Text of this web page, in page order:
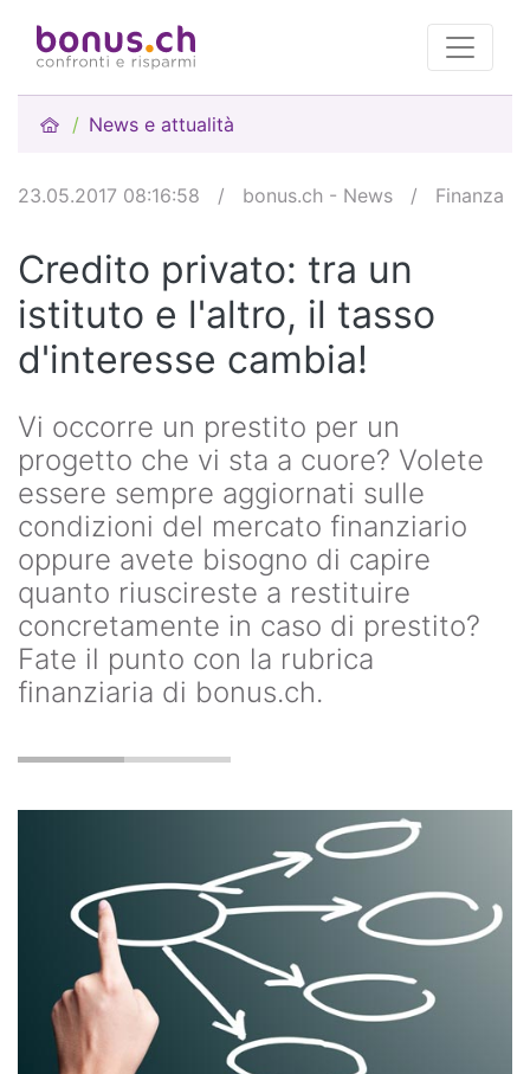
News e attualità
23.05.2017 08:16:58 / bonus.ch - News / Finanza
Credito privato: tra un
istituto e l'altro, il tasso
d'interesse cambia!
Vi occorre un prestito per un
progetto che vi sta a cuore? Volete
essere sempre aggiornati sulle
condizioni del mercato finanziario
oppure avete bisogno di capire
quanto riuscireste a restituire
concretamente in caso di prestito?
Fate il punto con la rubrica
finanziaria di bonus.ch.